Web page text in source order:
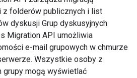
z folderów publicznych i list
dyskusji Grup dyskusyjnych
Migration API umożliwia
e-mail grupowych w chmurze
Wszystkie osoby z
grupy mogą wyświetlać